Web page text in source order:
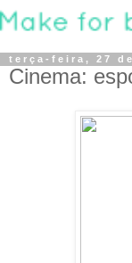
terça-feira, 27
Cinema: